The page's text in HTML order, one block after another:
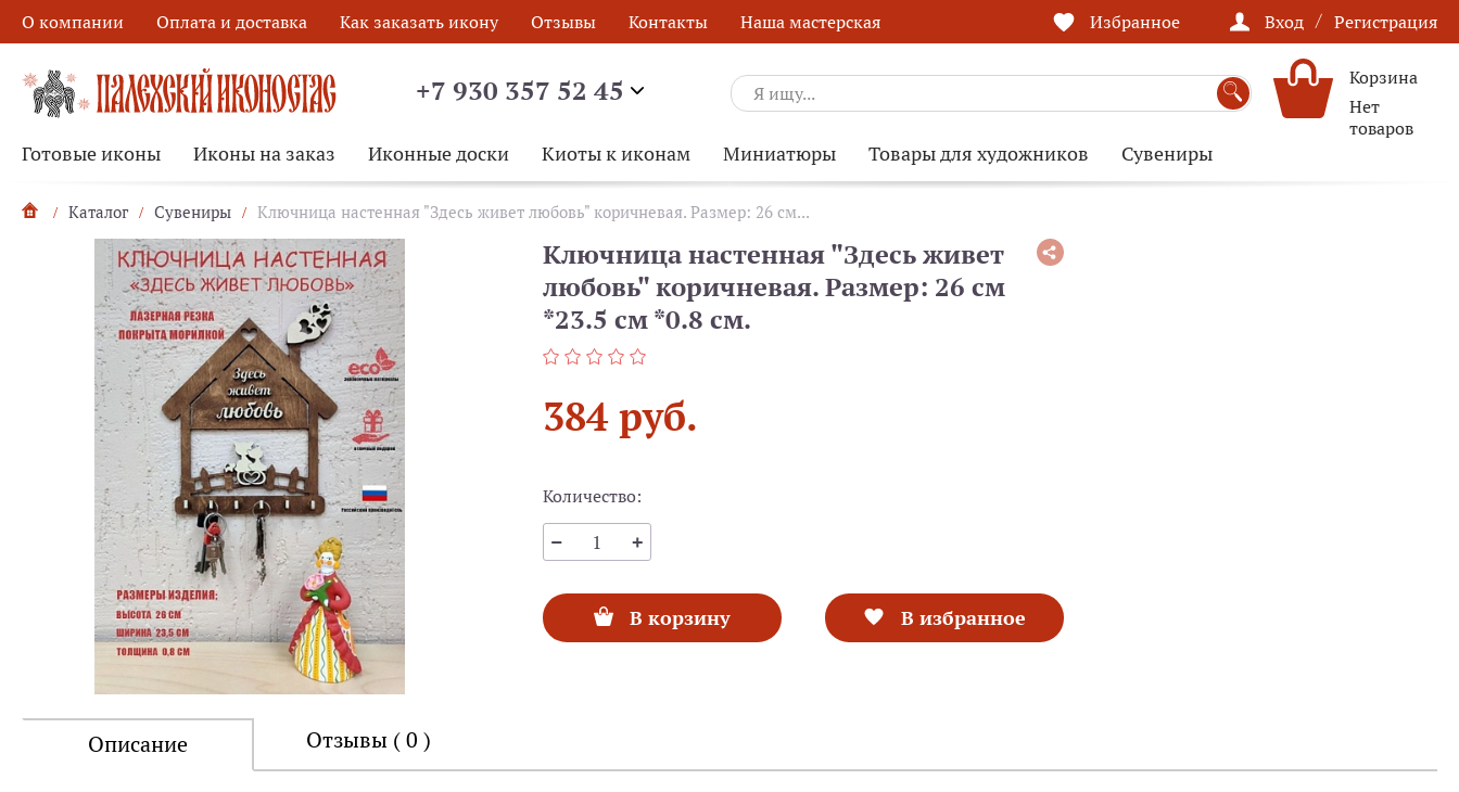
О компании Оплата и доставка Как заказать икону Отзывы Контакты Наша мастерская Избранное Вход / Регистрация
+7 930 357 52 45
Корзина
Нет
товаров
Готовые иконы Иконы на заказ Иконные доски Киоты к иконам Миниатюры Товары для художников Сувениры
Каталог Сувениры Ключница настенная "Здесь живет любовь" коричневая. Размер: 26 см...
Ключница настенная "Здесь живет
любовь" коричневая. Размер: 26 см
*23.5 см *0.8 см.
384 руб.
Количество:
В корзину В избранное
Описание Отзывы ( 0 )